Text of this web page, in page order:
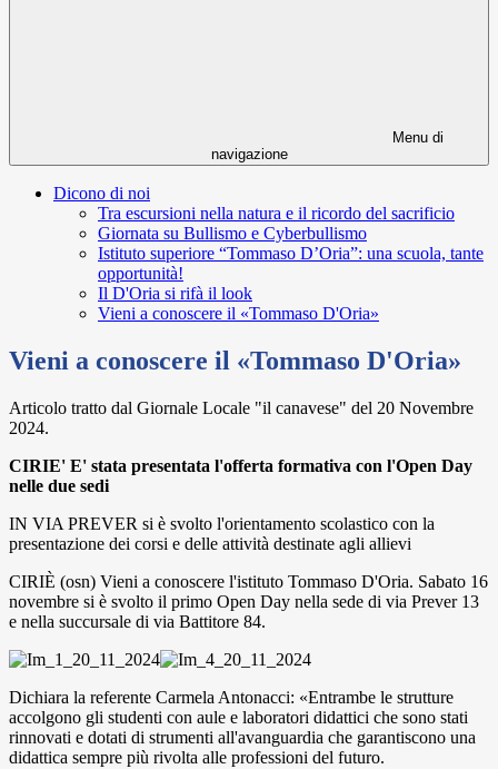
Menu di
navigazione
Dicono di noi
Tra escursioni nella natura e il ricordo del sacrificio
Giornata su Bullismo e Cyberbullismo
Istituto superiore “Tommaso D’Oria”: una scuola, tante
opportunità!
Il D'Oria si rifà il look
Vieni a conoscere il «Tommaso D'Oria»
Vieni a conoscere il «Tommaso D'Oria»
Articolo tratto dal Giornale Locale "il canavese" del 20 Novembre
2024.
CIRIE' E' stata presentata l'offerta formativa con l'Open Day
nelle due sedi
IN VIA PREVER si è svolto l'orientamento scolastico con la
presentazione dei corsi e delle attività destinate agli allievi
CIRIÈ (osn) Vieni a conoscere l'istituto Tommaso D'Oria. Sabato 16
novembre si è svolto il primo Open Day nella sede di via Prever 13
e nella succursale di via Battitore 84.
Dichiara la referente Carmela Antonacci: «Entrambe le strutture
accolgono gli studenti con aule e laboratori didattici che sono stati
rinnovati e dotati di strumenti all'avanguardia che garantiscono una
didattica sempre più rivolta alle professioni del futuro.